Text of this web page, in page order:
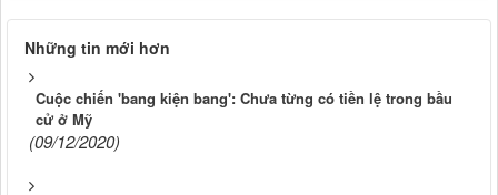
Những tin mới hơn
Cuộc chiến 'bang kiện bang': Chưa từng có tiền lệ trong bầu
cử ở Mỹ
(09/12/2020)